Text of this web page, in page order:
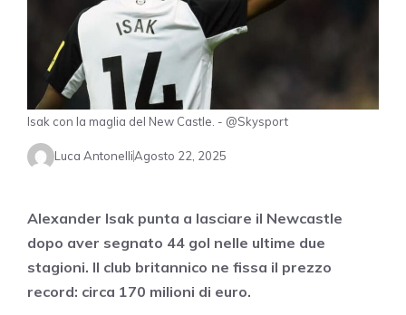
Isak con la maglia del New Castle. - @Skysport
Luca AntonelliAgosto 22, 2025
Alexander Isak punta a lasciare il Newcastle
dopo aver segnato 44 gol nelle ultime due
stagioni. Il club britannico ne fissa il prezzo
record: circa 170 milioni di euro.